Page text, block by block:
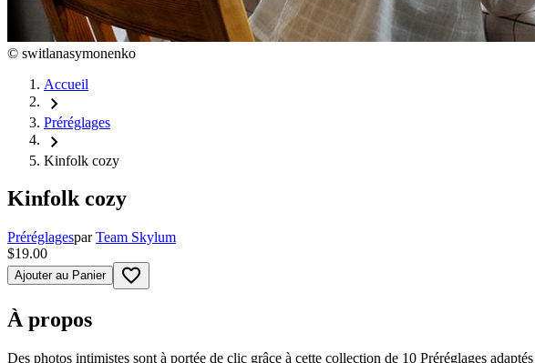
© switlanasymonenko
Accueil
chevron_right
Préréglages
chevron_right
Kinfolk cozy
Kinfolk cozy
Préréglagespar Team Skylum
$19.00
Ajouter au Panier favorite_border
À propos
Des photos intimistes sont à portée de clic grâce à cette collection de 10 Préréglages